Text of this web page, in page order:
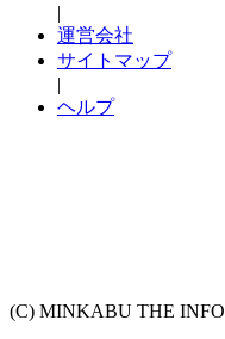
|
運営会社
サイトマップ
|
ヘルプ
(C) MINKABU THE